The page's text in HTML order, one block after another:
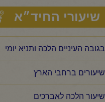
שיעורי החיד״א
בגובה העיניים הלכה ותניא יומי
שיעורים ברחבי הארץ
שיעור הלכה לאברכים